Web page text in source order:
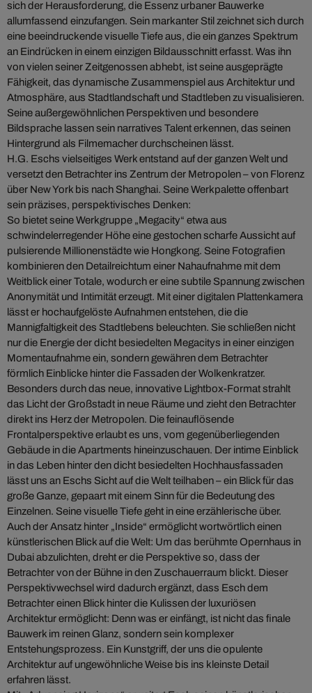
sich der Herausforderung, die Essenz urbaner Bauwerke
allumfassend einzufangen. Sein markanter Stil zeichnet sich durch
eine beeindruckende visuelle Tiefe aus, die ein ganzes Spektrum
an Eindrücken in einem einzigen Bildausschnitt erfasst. Was ihn
von vielen seiner Zeitgenossen abhebt, ist seine ausgeprägte
Fähigkeit, das dynamische Zusammenspiel aus Architektur und
Atmosphäre, aus Stadtlandschaft und Stadtleben zu visualisieren.
Seine außergewöhnlichen Perspektiven und besondere
Bildsprache lassen sein narratives Talent erkennen, das seinen
Hintergrund als Filmemacher durchscheinen lässt.
H.G. Eschs vielseitiges Werk entstand auf der ganzen Welt und
versetzt den Betrachter ins Zentrum der Metropolen – von Florenz
über New York bis nach Shanghai. Seine Werkpalette offenbart
sein präzises, perspektivisches Denken:
So bietet seine Werkgruppe „Megacity“ etwa aus
schwindelerregender Höhe eine gestochen scharfe Aussicht auf
pulsierende Millionenstädte wie Hongkong. Seine Fotografien
kombinieren den Detailreichtum einer Nahaufnahme mit dem
Weitblick einer Totale, wodurch er eine subtile Spannung zwischen
Anonymität und Intimität erzeugt. Mit einer digitalen Plattenkamera
lässt er hochaufgelöste Aufnahmen entstehen, die die
Mannigfaltigkeit des Stadtlebens beleuchten. Sie schließen nicht
nur die Energie der dicht besiedelten Megacitys in einer einzigen
Momentaufnahme ein, sondern gewähren dem Betrachter
förmlich Einblicke hinter die Fassaden der Wolkenkratzer.
Besonders durch das neue, innovative Lightbox-Format strahlt
das Licht der Großstadt in neue Räume und zieht den Betrachter
direkt ins Herz der Metropolen. Die feinauflösende
Frontalperspektive erlaubt es uns, vom gegenüberliegenden
Gebäude in die Apartments hineinzuschauen. Der intime Einblick
in das Leben hinter den dicht besiedelten Hochhausfassaden
lässt uns an Eschs Sicht auf die Welt teilhaben – ein Blick für das
große Ganze, gepaart mit einem Sinn für die Bedeutung des
Einzelnen. Seine visuelle Tiefe geht in eine erzählerische über.
Auch der Ansatz hinter „Inside“ ermöglicht wortwörtlich einen
künstlerischen Blick auf die Welt: Um das berühmte Opernhaus in
Dubai abzulichten, dreht er die Perspektive so, dass der
Betrachter von der Bühne in den Zuschauerraum blickt. Dieser
Perspektivwechsel wird dadurch ergänzt, dass Esch dem
Betrachter einen Blick hinter die Kulissen der luxuriösen
Architektur ermöglicht: Denn was er einfängt, ist nicht das finale
Bauwerk im reinen Glanz, sondern sein komplexer
Entstehungsprozess. Ein Kunstgriff, der uns die opulente
Architektur auf ungewöhnliche Weise bis ins kleinste Detail
erfahren lässt.